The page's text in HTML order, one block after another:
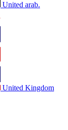
United arab.
United Kingdom